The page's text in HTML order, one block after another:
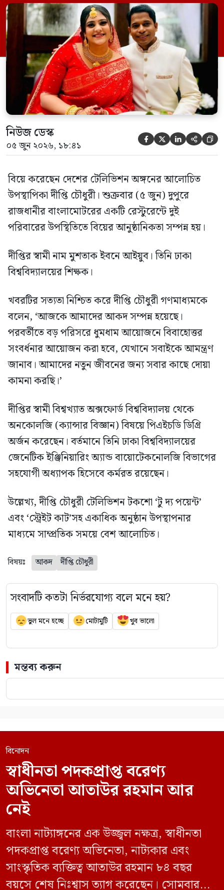
মুশতাক ইবনে আইয়ুব। তিনি ঢাকা বিশ্ববিদ্যালয়ের
শিক্ষক। খবরটির সত্যতা নিশ্চিত করে দীপ্তি
চৌধুরী গণমাধ্যমকে বলেন, ‘আজকে আমাদের
আকদ সম্পন্ন হয়েছে। পরবর্তীতে বড় পরিসরে
ধুমধাম আয়োজনে বিবাহোত্তর সংবর্ধনার
আয়োজন […]
নিউজ ডেস্ক
০৫ জুন ২০২৬, ১৮:৪১     
বিয়ে করেছেন দেশের টেলিভিশন অঙ্গনের আলোচিত
উপস্থাপিকা দীপ্তি চৌধুরী। শুক্রবার (৫ জুন) দুপুরে
রাজধানীর বাংলামোটরের একটি রেস্টুরেন্টে দুই
পরিবারের উপস্থিতিতে বিয়ের আনুষ্ঠানিকতা সম্পন্ন হয়।
দীপ্তির স্বামী নাম মুশতাক ইবনে আইয়ুব। তিনি ঢাকা
বিশ্ববিদ্যালয়ের শিক্ষক।
খবরটির সত্যতা নিশ্চিত করে দীপ্তি চৌধুরী গণমাধ্যমকে
বলেন, ‘আজকে আমাদের আকদ সম্পন্ন হয়েছে।
পরবর্তীতে বড় পরিসরে ধুমধাম আয়োজনে বিবাহোত্তর
সংবর্ধনার আয়োজন করা হবে, যেখানে সবাইকে আমন্ত্রণ
জানাব। আমাদের নতুন জীবনের জন্য সবার কাছে দোয়া
কামনা করছি।’
দীপ্তির স্বামী বিশ্বখ্যাত অক্সফোর্ড বিশ্ববিদ্যালয় থেকে
অনকোলজি (ক্যান্সার বিজ্ঞান) বিষয়ে পিএইচডি ডিগ্রি
অর্জন করেছেন। বর্তমানে তিনি ঢাকা বিশ্ববিদ্যালয়ের
জেনেটিক ইঞ্জিনিয়ারিং অ্যান্ড বায়োটেকনোলজি বিভাগের
সহযোগী অধ্যাপক হিসেবে কর্মরত রয়েছেন।
উল্লেখ্য, দীপ্তি চৌধুরী টেলিভিশন টকশো ‘টু দ্য পয়েন্ট’
এবং ‘স্ট্রেইট কাট’সহ একাধিক অনুষ্ঠান উপস্থাপনার
মাধ্যমে সাম্প্রতিক সময়ে বেশ আলোচিত।
বিষয়ঃ আকদ দীপ্তি চৌধুরী
সংবাদটি কতটা নির্ভরযোগ্য বলে মনে হয়?
ভুল মনে হচ্ছে মোটামুটি খুব ভালো
মন্তব্য করুন
বিনোদন
স্বাধীনতা পদকপ্রাপ্ত বরেণ্য
অভিনেতা আতাউর রহমান আর
নেই
বাংলা নাট্যাঙ্গনের এক উজ্জ্বল নক্ষত্র, স্বাধীনতা
পদকপ্রাপ্ত বরেণ্য অভিনেতা, নাট্যকার এবং
সাংস্কৃতিক ব্যক্তিত্ব আতাউর রহমান ৮৪ বছর
বয়সে শেষ নিঃশ্বাস ত্যাগ করেছেন। সোমবার